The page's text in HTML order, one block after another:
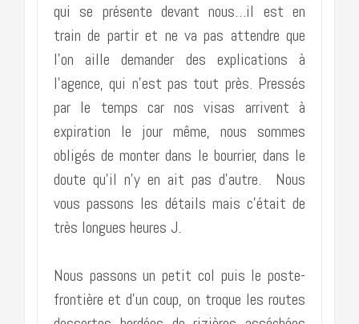
qui se présente devant nous…il est en
train de partir et ne va pas attendre que
l’on aille demander des explications à
l’agence, qui n’est pas tout près. Pressés
par le temps car nos visas arrivent à
expiration le jour même, nous sommes
obligés de monter dans le bourrier, dans le
doute qu’il n’y en ait pas d’autre. Nous
vous passons les détails mais c’était de
très longues heures J.
Nous passons un petit col puis le poste-
frontière et d’un coup, on troque les routes